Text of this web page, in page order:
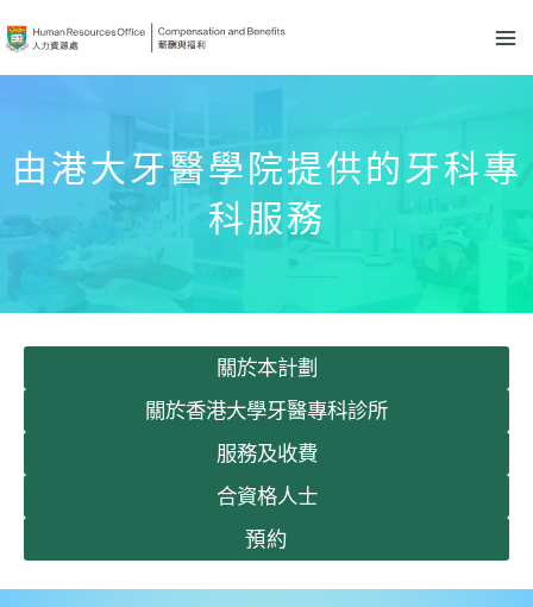
to
content
由港大牙醫學院提供的牙科專
科服務
關於本計劃
關於香港大學牙醫專科診所
服務及收費
合資格人士
預約